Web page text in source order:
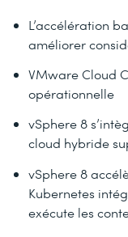
L’accélération
améliorer
VMware Cloud
opérationnelle
vSphere 8
cloud hybride
vSphere 8
Kubernetes
exécute les